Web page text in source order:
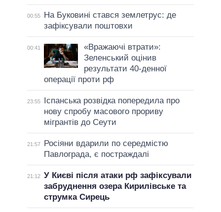
00:55
На Буковині стався землетрус: де
зафіксували поштовхи
00:41
«Вражаючі втрати»:
Зеленський оцінив
результати 40-денної
операції проти рф
23:55
Іспанська розвідка попередила про
нову спробу масового прориву
мігрантів до Сеути
21:57
Росіяни вдарили по середмістю
Павлограда, є постраждалі
21:12 У Києві після атаки рф зафіксували
забруднення озера Кирилівське та
струмка Сирець